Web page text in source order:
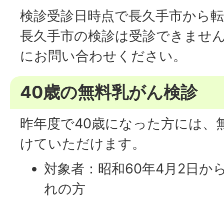
検診受診日時点で長久手市から
長久手市の検診は受診できませ
にお問い合わせください。
40歳の無料乳がん検診
昨年度で40歳になった方には、
けていただけます。
対象者：昭和60年4月2日か
れの方